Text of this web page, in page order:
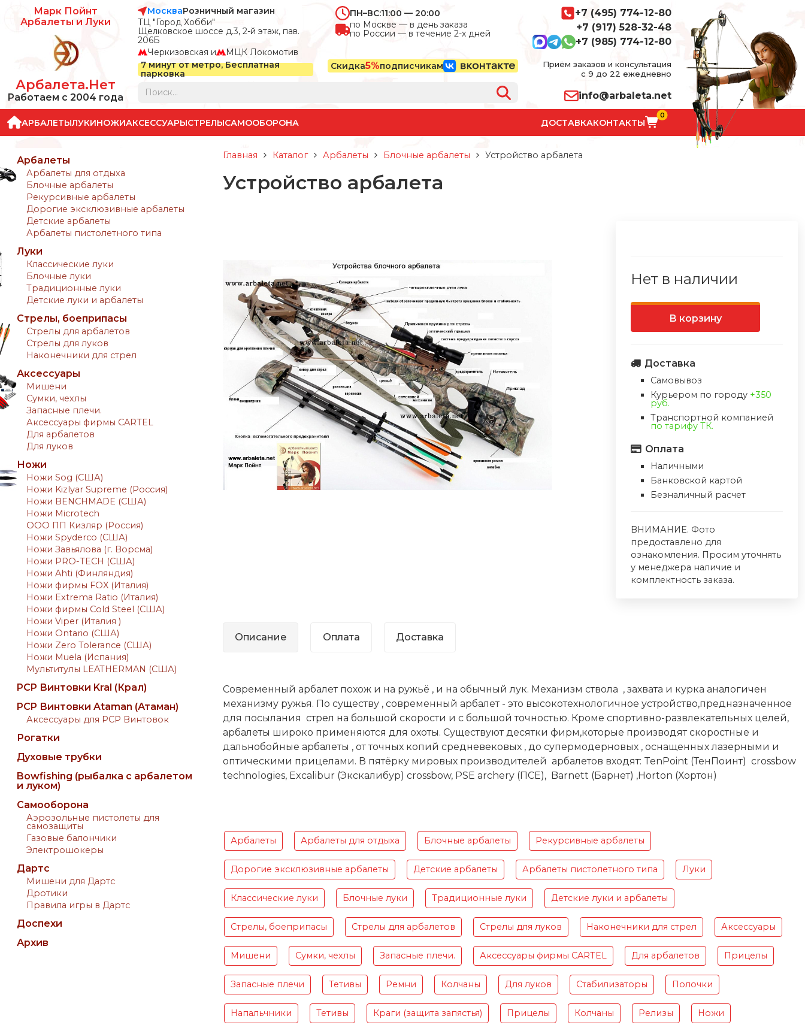
Марк Пойнт
Арбалеты и Луки
Арбалета.Нет
Работаем с 2004 года
МоскваРозничный магазин
ТЦ "Город Хобби"
Щелковское шоссе д.3, 2-й этаж, пав.
206Б
Черкизовская и
МЦК Локомотив
ПН–ВС:11:00 — 20:00
по Москве — в день заказа
по России — в течение 2-х дней
7 минут от метро, Бесплатная
парковка
Скидка5%подписчикам
+7 (495) 774-12-80
+7 (917) 528-32-48
+7 (985) 774-12-80
Приём заказов и консультация
с 9 до 22 ежедневно
info@arbaleta.net
АРБАЛЕТЫЛУКИНОЖИАКСЕССУАРЫСТРЕЛЫСАМООБОРОНА ДОСТАВКАКОНТАКТЫ
0
Арбалеты
Арбалеты для отдыха
Блочные арбалеты
Рекурсивные арбалеты
Дорогие эксклюзивные арбалеты
Детские арбалеты
Арбалеты пистолетного типа
Луки
Классические луки
Блочные луки
Традиционные луки
Детские луки и арбалеты
Стрелы, боеприпасы
Стрелы для арбалетов
Стрелы для луков
Наконечники для стрел
Аксессуары
Мишени
Сумки, чехлы
Запасные плечи.
Аксессуары фирмы CARTEL
Для арбалетов
Для луков
Ножи
Ножи Sog (США)
Ножи Kizlyar Supreme (Россия)
Ножи BENCHMADE (США)
Ножи Microtech
ООО ПП Кизляр (Россия)
Ножи Spyderco (США)
Ножи Завьялова (г. Ворсма)
Ножи PRO-TECH (США)
Ножи Ahti (Финляндия)
Ножи фирмы FOX (Италия)
Ножи Extrema Ratio (Италия)
Ножи фирмы Cold Steel (США)
Ножи Viper (Италия )
Ножи Ontario (США)
Ножи Zero Tolerance (США)
Ножи Muela (Испания)
Мультитулы LEATHERMAN (США)
PCP Винтовки Kral (Крал)
PCP Винтовки Ataman (Атаман)
Аксессуары для PCP Винтовок
Рогатки
Духовые трубки
Bowfishing (рыбалка с арбалетом
и луком)
Самооборона
Аэрозольные пистолеты для
самозащиты
Газовые балончики
Электрошокеры
Дартс
Мишени для Дартс
Дротики
Правила игры в Дартс
Доспехи
Архив
Главная Каталог Арбалеты Блочные арбалеты Устройство арбалета
Устройство арбалета
Нет в наличии
В корзину
Доставка
Самовывоз
Курьером по городу +350
руб.
Транспортной компанией
по тарифу ТК.
Оплата
Наличными
Банковской картой
Безналичный расчет
ВНИМАНИЕ. Фото
предоставлено для
ознакомления. Просим уточнять
у менеджера наличие и
комплектность заказа.
Описание Оплата Доставка
Современный арбалет похож и на ружьё , и на обычный лук. Механизм ствола , захвата и курка аналогичен
механизму ружья. По существу , современный арбалет - это высокотехнологичное устройство,предназначенное
для посылания стрел на большой скорости и с большой точностью. Кроме спортивно-развлекательных целей,
арбалеты широко применяются для охоты. Существуют десятки фирм,которые производят скоростные и
дальнобойные арбалеты , от точных копий средневековых , до супермодерновых , оснащенных лазерными и
оптическими прицелами. В пятёрку мировых производителей арбалетов входят: TenPoint (ТенПоинт) crossbow
technologies, Excalibur (Экскалибур) crossbow, PSE archery (ПСЕ), Barnett (Барнет) ,Horton (Хортон)
Арбалеты Арбалеты для отдыха Блочные арбалеты Рекурсивные арбалеты
Дорогие эксклюзивные арбалеты Детские арбалеты Арбалеты пистолетного типа Луки
Классические луки Блочные луки Традиционные луки Детские луки и арбалеты
Стрелы, боеприпасы Стрелы для арбалетов Стрелы для луков Наконечники для стрел Аксессуары
Мишени Сумки, чехлы Запасные плечи. Аксессуары фирмы CARTEL Для арбалетов Прицелы
Запасные плечи Тетивы Ремни Колчаны Для луков Стабилизаторы Полочки
Напальчники Тетивы Краги (защита запястья) Прицелы Колчаны Релизы Ножи